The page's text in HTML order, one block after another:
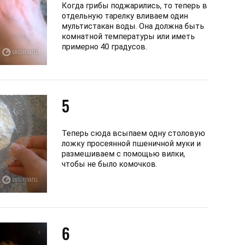
Когда грибы поджарились, то теперь в
отдельную тарелку вливаем один
мультистакан воды. Она должна быть
комнатной температуры или иметь
примерно 40 градусов.
5
Теперь сюда всыпаем одну столовую
ложку просеянной пшеничной муки и
размешиваем с помощью вилки,
чтобы не было комочков.
6